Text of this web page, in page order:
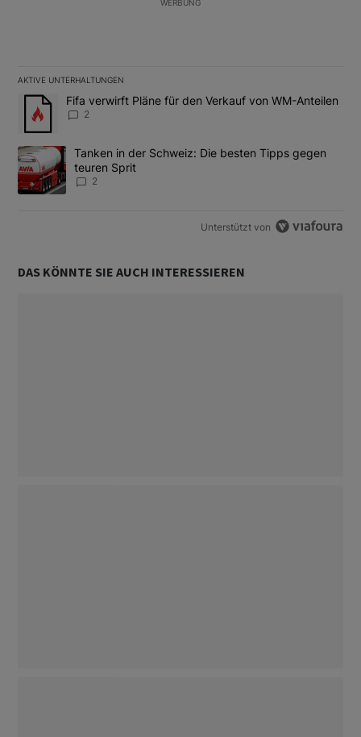
WERBUNG
AKTIVE UNTERHALTUNGEN
Das Folgende ist eine Liste der am meisten kommentierten
Ein Trendartikel mit dem Titel "Fifa verwirft Pläne für den
Fifa verwirft Pläne für den Verkauf von WM-Anteilen
2
Ein Trendartikel mit dem Titel "Tanken in der Schweiz: Die
Tanken in der Schweiz: Die besten Tipps gegen
teuren Sprit
2
Unterstützt von
DAS KÖNNTE SIE AUCH INTERESSIEREN